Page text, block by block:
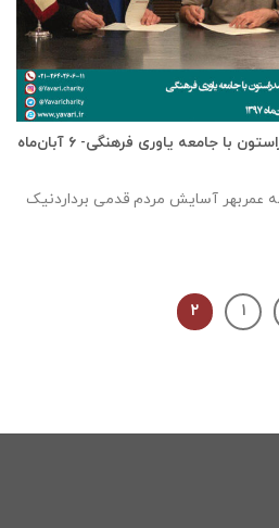
تفاهم‌نامه همکاری شرکت صدراستون با جامعه یاوری فرهنگی- ۶ آبان‌ماه
عمربهر آسایش مردم قدمی برداردنیک
۱ ۲